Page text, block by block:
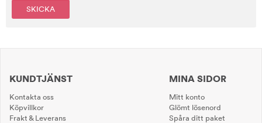
SKICKA
KUNDTJÄNST
Kontakta oss
Köpvillkor
Frakt & Leverans
MINA SIDOR
Mitt konto
Glömt lösenord
Spåra ditt paket